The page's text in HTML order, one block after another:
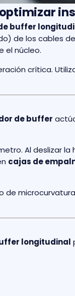
buffer
de los cables
el núcleo.
crítica.
de buffer
Al deslizar
cajas de
de
longitudinal